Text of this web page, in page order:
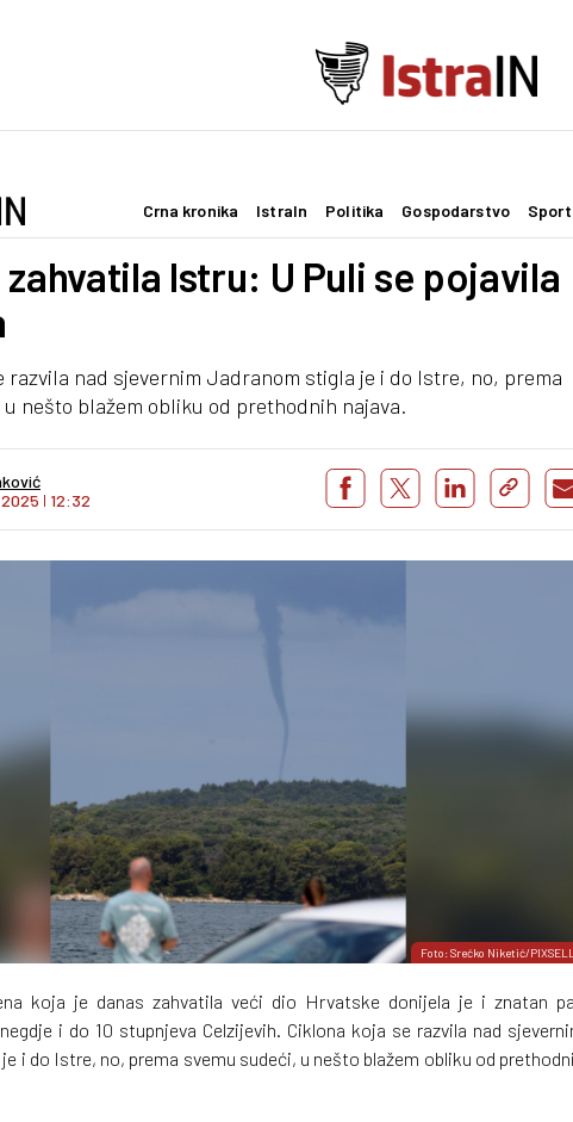
Crna kronika IstraIn Politika Gospodarstvo Sport
& Style
Istru: U Puli se pojavila
razvila nad sjevernim Jadranom stigla je i do Istre, no, prema
nešto blažem obliku od prethodnih najava.
I 12:32
Foto: Srećko Niketić/PIXSELL
koja je danas zahvatila veći dio Hrvatske donijela je i znatan
i do 10 stupnjeva Celzijevih. Ciklona koja se razvila nad
i do Istre, no, prema svemu sudeći, u nešto blažem obliku od